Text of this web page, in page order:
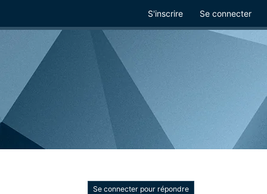
S'inscrire Se connecter
Se connecter pour répondre